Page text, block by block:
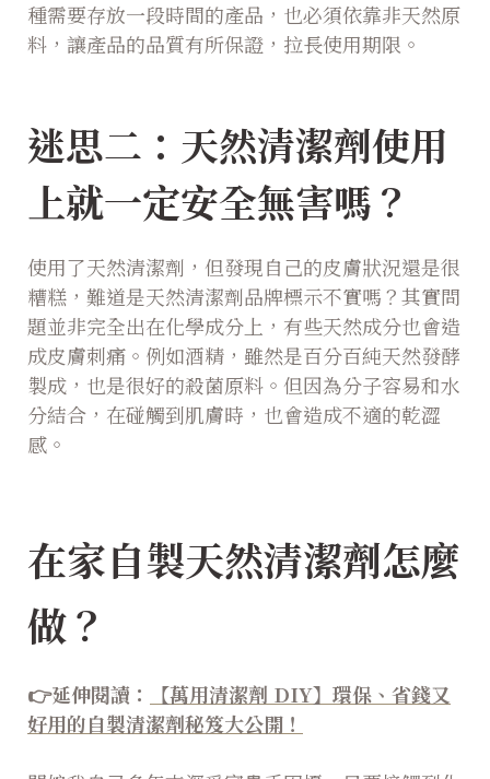
種需要存放一段時間的產品，也必須依靠非天然原
料，讓產品的品質有所保證，拉長使用期限。
迷思二：天然清潔劑使用
上就一定安全無害嗎？
使用了天然清潔劑，但發現自己的皮膚狀況還是很
糟糕，難道是天然清潔劑品牌標示不實嗎？其實問
題並非完全出在化學成分上，有些天然成分也會造
成皮膚刺痛。例如酒精，雖然是百分百純天然發酵
製成，也是很好的殺菌原料。但因為分子容易和水
分結合，在碰觸到肌膚時，也會造成不適的乾澀
感。
在家自製天然清潔劑怎麼
做？
👉延伸閱讀：
【萬用清潔劑 DIY】環保、省錢又
好用的自製清潔劑秘笈大公開！